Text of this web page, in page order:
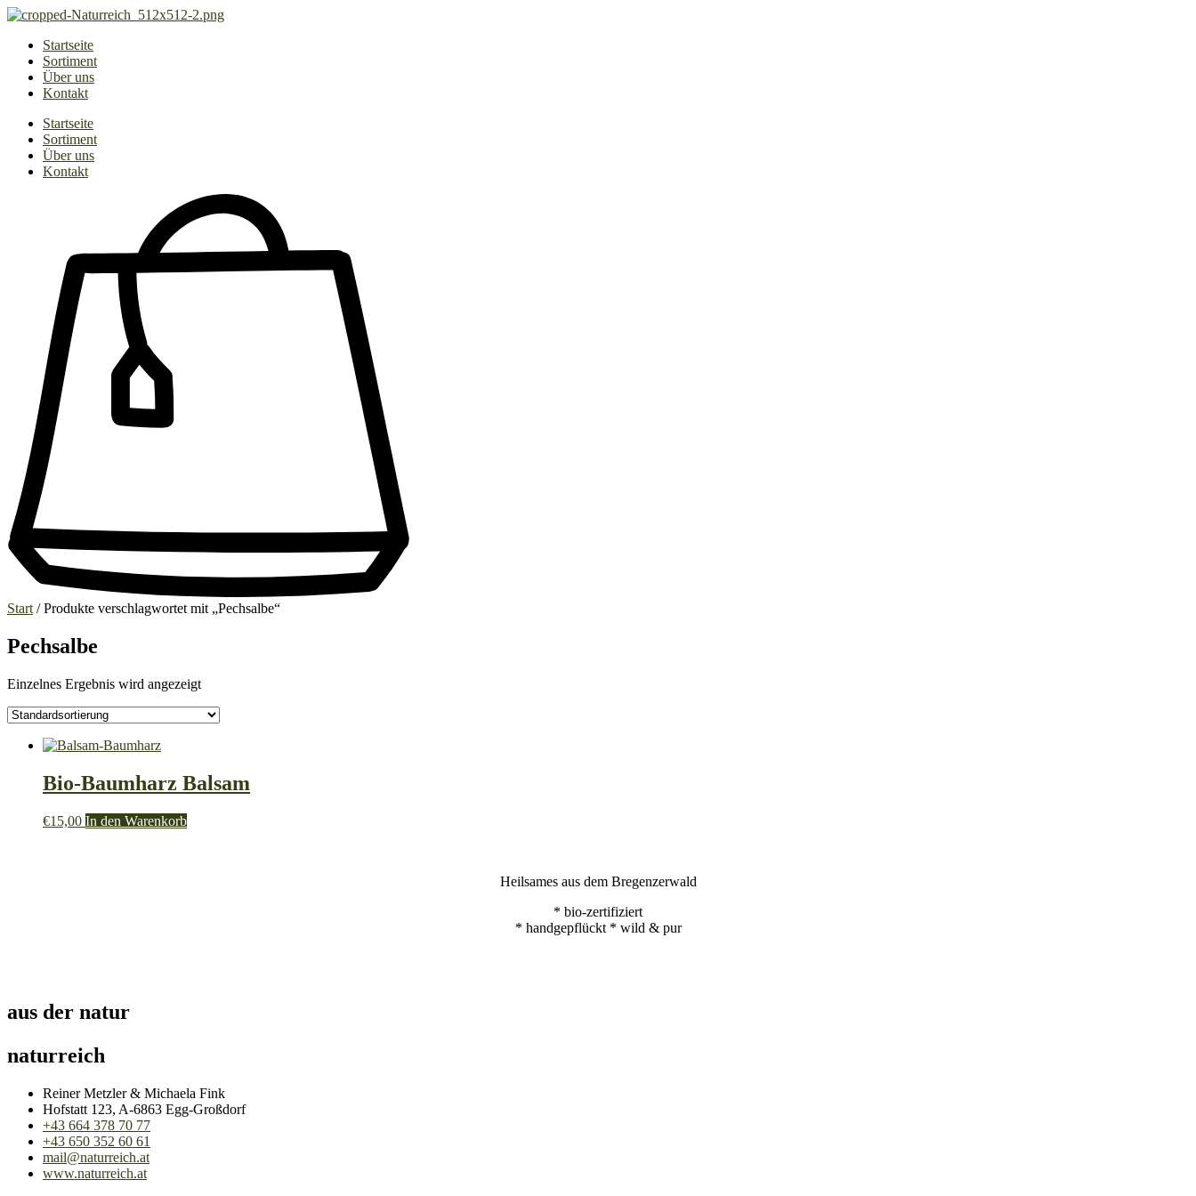
Zum
springenStartseite
Sortiment
Über uns
Kontakt
Startseite
Sortiment
Über uns
Kontakt
Start / Produkte verschlagwortet mit „Pechsalbe“
Pechsalbe
Einzelnes Ergebnis wird angezeigt
Bio-Baumharz Balsam
€15,00 In den Warenkorb
Heilsames aus dem Bregenzerwald
* bio-zertifiziert
* handgepflückt * wild & pur
aus der natur
naturreich
Reiner Metzler & Michaela Fink
Hofstatt 123, A-6863 Egg-Großdorf
+43 664 378 70 77
+43 650 352 60 61
mail@naturreich.at
www.naturreich.at